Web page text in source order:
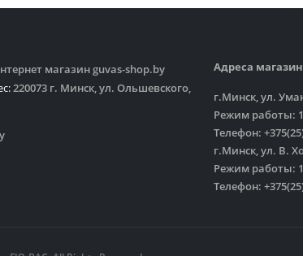
магазин guvas-shop.by
220073 г. Минск, ул. Ольшевского,
Адреса
г.Минск, ул.
Режим работы:
Телефон:
г.Минск, ул. В.
Режим работы:
Телефон: